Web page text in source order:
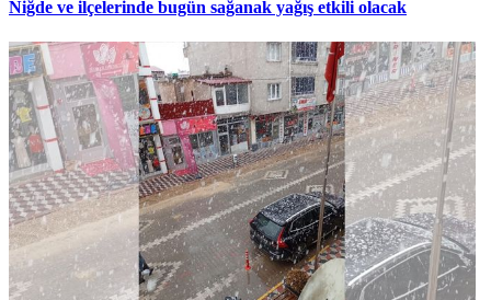
Niğde ve ilçelerinde bugün sağanak yağış etkili olacak